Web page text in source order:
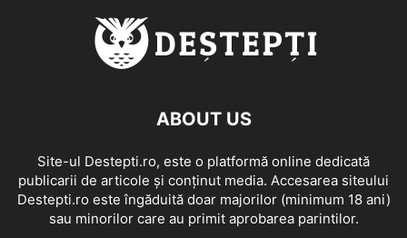
ABOUT US
Site-ul Destepti.ro, este o platformă online dedicată
publicarii de articole și conținut media. Accesarea siteului
Destepti.ro este îngăduită doar majorilor (minimum 18 ani)
sau minorilor care au primit aprobarea parintilor.